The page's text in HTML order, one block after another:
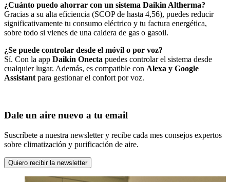
¿Cuánto puedo ahorrar con un sistema Daikin Altherma?
Gracias a su alta eficiencia (SCOP de hasta 4,56), puedes reducir
significativamente tu consumo eléctrico y tu factura energética,
sobre todo si vienes de una caldera de gas o gasoil.
¿Se puede controlar desde el móvil o por voz?
Sí. Con la app Daikin Onecta puedes controlar el sistema desde
cualquier lugar. Además, es compatible con Alexa y Google
Assistant para gestionar el confort por voz.
Dale un aire nuevo a tu email
Suscríbete a nuestra newsletter y recibe cada mes consejos expertos
sobre climatización y purificación de aire.
Quiero recibir la newsletter